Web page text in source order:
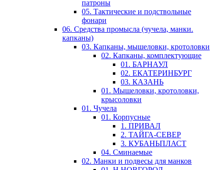
патроны
05. Тактические и подствольные
фонари
06. Средства промысла (чучела, манки.
капканы)
03. Капканы, мышеловки, кротоловки
02. Капканы, комплектующие
01. БАРНАУЛ
02. ЕКАТЕРИНБУРГ
03. КАЗАНЬ
01. Мышеловки, кротоловки,
крысоловки
01. Чучела
01. Корпусные
1. ПРИВАЛ
2. ТАЙГА-СЕВЕР
3. КУБАНЬПЛАСТ
04. Сминаемые
02. Манки и подвесы для манков